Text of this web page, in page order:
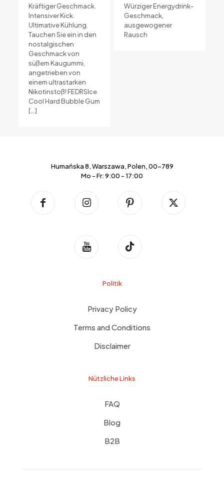
Kräftiger Geschmack.
Intensiver Kick.
Ultimative Kühlung.
Tauchen Sie ein in den
nostalgischen
Geschmack von
süßem Kaugummi,
angetrieben von
einem ultrastarken
Nikotinstoß! FEDRSIce
Cool Hard Bubble Gum
[…]
Würziger Energydrink-
Geschmack,
ausgewogener
Rausch
Humańska 8, Warszawa, Polen, 00-789
Mo - Fr: 9:00 - 17:00
Politik
Privacy Policy
Terms and Conditions
Disclaimer
Nützliche Links
FAQ
Blog
B2B